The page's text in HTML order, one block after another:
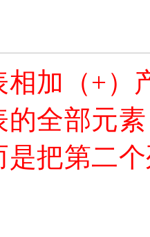
加（+）
全部元
是把第二